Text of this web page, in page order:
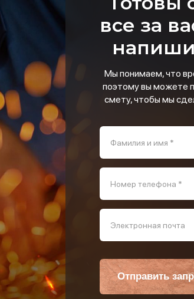
все за
Мы понимаем, что
поэтому вы можете
смету, чтобы мы
Фамилия и имя *
Номер телефона *
Электронная почта
Отправить